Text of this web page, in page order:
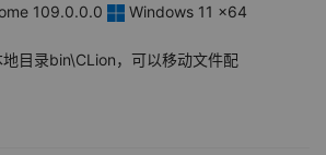
109.0.0.0
Windows 11 x64
目录bin\CLion，可以移动文件配